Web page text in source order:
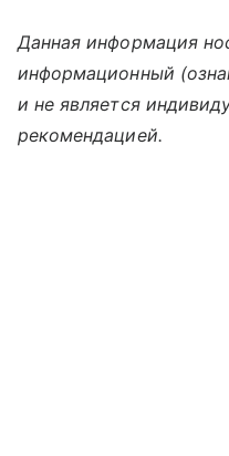
Данная информация
информационный
и не является
рекомендацией.